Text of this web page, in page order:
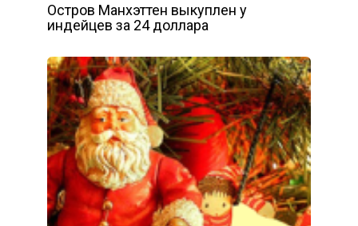
Остров Манхэттен выкуплен у
индейцев за 24 доллара